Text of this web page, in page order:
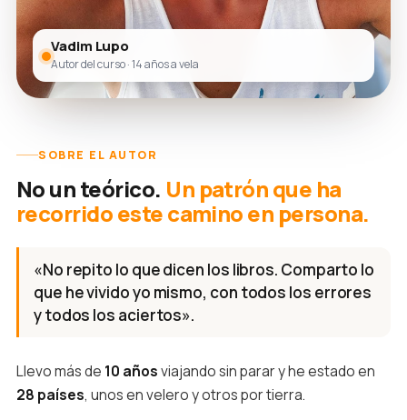
Vadim Lupo
Autor del curso · 14 años a vela
SOBRE EL AUTOR
No un teórico. Un patrón que ha
recorrido este camino en persona.
«No repito lo que dicen los libros. Comparto lo
que he vivido yo mismo, con todos los errores
y todos los aciertos».
Llevo más de 10 añosviajando sin parar y he estado en
28 países, unos en velero y otros por tierra.